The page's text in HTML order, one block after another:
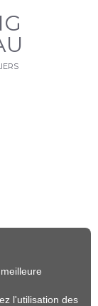
l'utilisation des